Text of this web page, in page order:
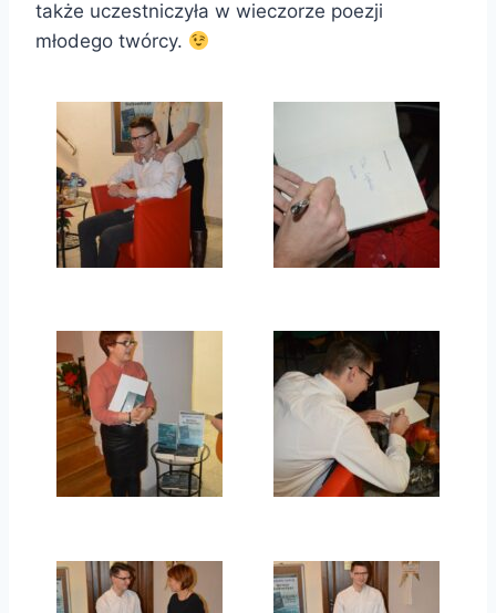
także uczestniczyła w wieczorze poezji
młodego twórcy.